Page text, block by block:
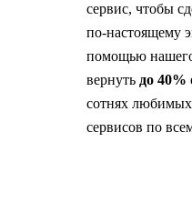
сервис, чтобы
по-настоящему
помощью
вернуть до
сотнях
сервисов по